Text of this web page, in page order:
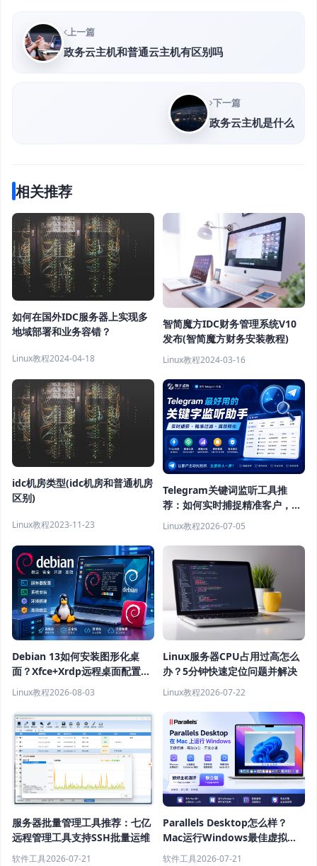
上一篇
政务云主机和普通云主机有区别吗
下一篇
政务云主机是什么
相关推荐
如何在国外IDC服务器上实现多
地域部署和业务容错？
Linux教程2024-04-18
智简魔方IDC财务管理系统V10
发布(智简魔方财务安装教程)
Linux教程2024-03-16
idc机房类型(idc机房和普通机房
区别)
Linux教程2023-11-23
Telegram关键词监听工具推
荐：如何实时捕捉精准客户，提
高获客效率？
Linux教程2026-07-05
Debian 13如何安装图形化桌
面？Xfce+Xrdp远程桌面配置教
程
Linux教程2026-08-03
Linux服务器CPU占用过高怎么
办？5分钟快速定位问题并解决
Linux教程2026-07-22
服务器批量管理工具推荐：七亿
远程管理工具支持SSH批量运维
软件工具2026-07-21
Parallels Desktop怎么样？
Mac运行Windows最佳虚拟机
软件推荐
软件工具2026-07-21